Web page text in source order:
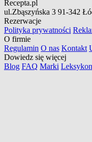
Recepta.pl
ul.Zbąszyńska 3 91-342
Rezerwacje
Polityka prywatności
O firmie
Regulamin O nas Kontakt
Dowiedz się więcej
Blog FAQ Marki Leksykon